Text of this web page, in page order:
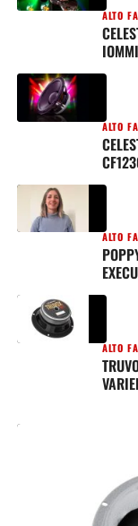
ALTO
ALTO
ALTO
ALTO